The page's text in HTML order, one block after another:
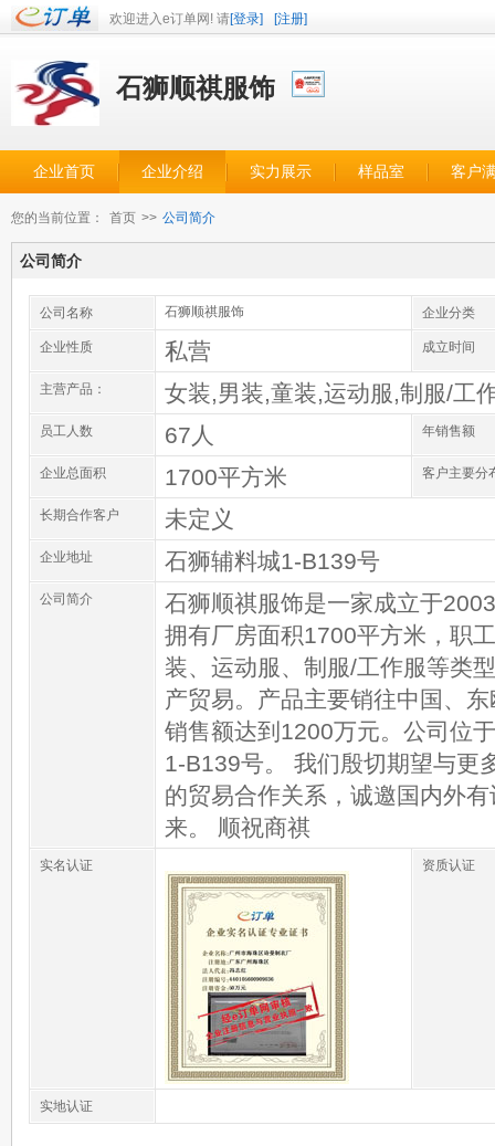
欢迎进入e订单网! 请[登录] [注册]
石狮顺祺服饰
企业首页 企业介绍 实力展示 样品室 客户
您的当前位置： 首页 >> 公司简介
公司简介
公司名称 石狮顺祺服饰 企业分类
企业性质 私营 成立时间
主营产品： 女装,男装,童装,运动服,制服/工
员工人数 67人 年销售额
企业总面积 1700平方米 客户主要分
长期合作客户 未定义
企业地址 石狮辅料城1-B139号
公司简介
石狮顺祺服饰是一家成立于
拥有厂房面积1700平方米，职
装、运动服、制服/工作服等类
产贸易。产品主要销往中国、
销售额达到1200万元。公司位
1-B139号。 我们殷切期望与更
的贸易合作关系，诚邀国内外
来。 顺祝商祺
实名认证 资质认证
实地认证